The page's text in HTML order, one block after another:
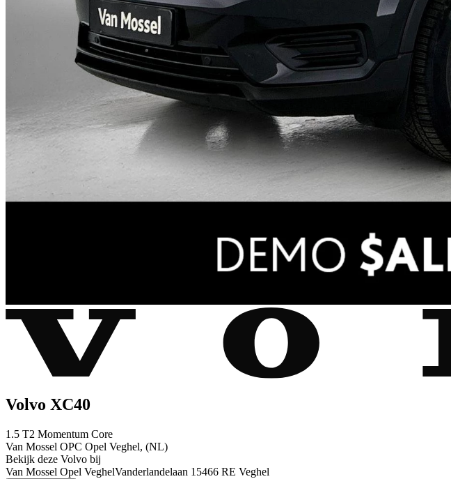
Volvo XC40
1.5 T2 Momentum Core
Van Mossel OPC Opel Veghel, (NL)
Bekijk deze Volvo bij
Van Mossel Opel VeghelVanderlandelaan 1 5466 RE Veghel